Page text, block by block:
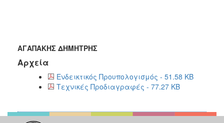
ΑΓΑΠΑΚΗΣ ΔΗΜΗΤΡΗΣ
Αρχεία
Ενδεικτικός Προυπολογισμός - 51.58 KB
Τεχνικές Προδιαγραφές - 77.27 KB